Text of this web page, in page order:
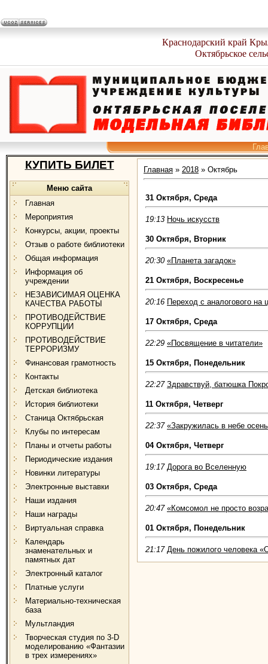
Краснодарский край
Октябрьское
КУПИТЬ БИЛЕТ
Меню сайта
Главная
Мероприятия
Конкурсы, акции, проекты
Отзыв о работе библиотеки
Общая информация
Информация об
учреждении
НЕЗАВИСИМАЯ ОЦЕНКА
КАЧЕСТВА РАБОТЫ
ПРОТИВОДЕЙСТВИЕ
КОРРУПЦИИ
ПРОТИВОДЕЙСТВИЕ
ТЕРРОРИЗМУ
Финансовая грамотность
Контакты
Детская библиотека
История библиотеки
Станица Октябрьская
Клубы по интересам
Планы и отчеты работы
Периодические издания
Новинки литературы
Электронные выставки
Наши издания
Наши награды
Виртуальная справка
Календарь
знаменательных и
памятных дат
Электронный каталог
Платные услуги
Материально-техническая
база
Мультландия
Творческая студия по 3-D
моделированию «Фантазии
в трех измерениях»
Главная » 2018 » Октябрь
31 Октября, Среда
19:13 Ночь искусств
30 Октября, Вторник
20:30 «Планета загадок»
21 Октября, Воскресенье
20:16 Переход с аналогового
17 Октября, Среда
22:29 «Посвящение в читатели»
15 Октября, Понедельник
22:27 Здравствуй, батюшка
11 Октября, Четверг
22:37 «Закружилась в небе
04 Октября, Четверг
19:17 Дорога во Вселенную
03 Октября, Среда
20:47 «Комсомол не просто
01 Октября, Понедельник
21:17 День пожилого человека